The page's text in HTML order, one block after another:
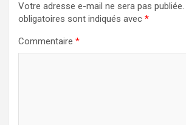
Votre adresse e-mail ne sera pas publiée.
obligatoires sont indiqués avec *
Commentaire *